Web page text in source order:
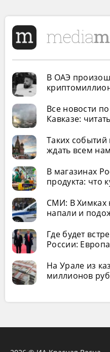
В ОАЭ
Все новости
Кавказе:
Таких событий
ждать всем
В магазинах
продукта: что
СМИ: В Химках
напали и
Где будет
России:
На Урале из
миллионов